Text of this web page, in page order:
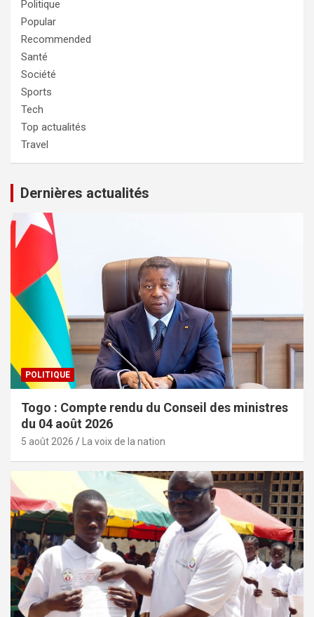
Politique
Popular
Recommended
Santé
Société
Sports
Tech
Top actualités
Travel
Dernières actualités
POLITIQUE
Togo : Compte rendu du Conseil des ministres
du 04 août 2026
5 août 2026 La voix de la nation